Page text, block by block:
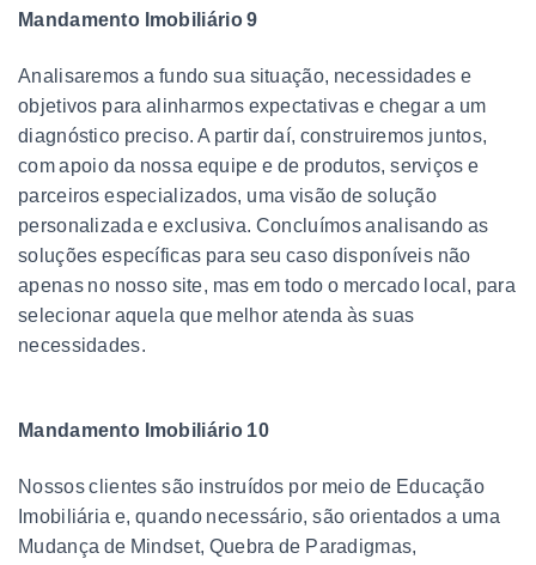
Mandamento Imobiliário 9
Analisaremos a fundo sua situação, necessidades e
objetivos para alinharmos expectativas e chegar a um
diagnóstico preciso. A partir daí, construiremos juntos,
com apoio da nossa equipe e de produtos, serviços e
parceiros especializados, uma visão de solução
personalizada e exclusiva. Concluímos analisando as
soluções específicas para seu caso disponíveis não
apenas no nosso site, mas em todo o mercado local, para
selecionar aquela que melhor atenda às suas
necessidades.
Mandamento Imobiliário 10
Nossos clientes são instruídos por meio de Educação
Imobiliária e, quando necessário, são orientados a uma
Mudança de Mindset, Quebra de Paradigmas,